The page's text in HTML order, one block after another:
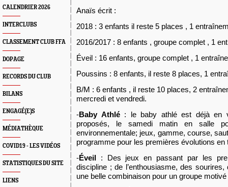
CALENDRIER 2026
INTERCLUBS
CLASSEMENT CLUB FFA
DOPAGE
RECORDS DU CLUB
BILANS
ENGAGÉ(E)S
MÉDIATHÈQUE
COVID19 - LES VIDÉOS
STATISTIQUES DU SITE
LIENS
Anaïs écrit :
2018 : 3 enfants il reste 5 places , 1
2016/2017 : 8 enfants , groupe complet , 1
Éveil : 16 enfants, groupe complet , 1
Poussins : 8 enfants, il reste 8 places, 1
B/M : 6 enfants , il reste 10 places, 2
mercredi et vendredi.
-Baby Athlé: le baby athlé est déjà en
proposés, le samedi matin en salle
environnementale; jeux, gamme, course,
programme pour les premières évolutions
-Éveil : Des jeux en passant par les
discipline ; de l’enthousiasme, des
une belle combinaison pour un groupe